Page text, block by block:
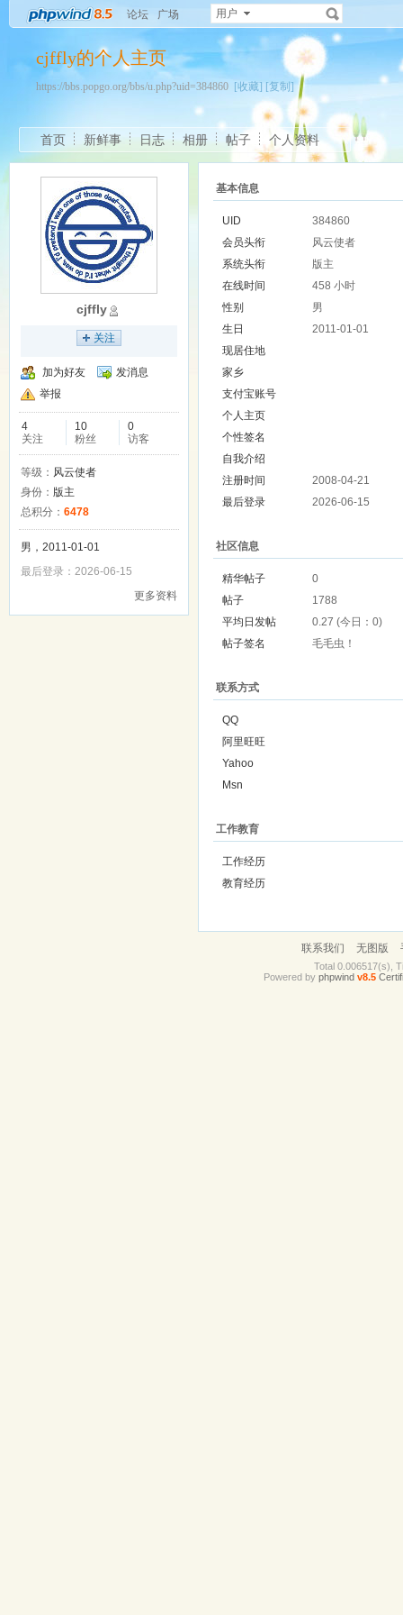
论坛 广场 用户
cjffly的个人主页
https://bbs.popgo.org/bbs/u.php?uid=384860 [收藏] [复制]
首页 新鲜事 日志 相册 帖子 个人资料
cjffly
关注
加为好友
发消息
举报
4
关注
10
粉丝
0
访客
等级： 风云使者
身份： 版主
总积分： 6478
男，2011-01-01
最后登录：2026-06-15
更多资料
基本信息
UID
384860
会员头衔
风云使者
系统头衔
版主
在线时间
458 小时
性别
男
生日
2011-01-01
现居住地
家乡
支付宝账号
个人主页
个性签名
自我介绍
注册时间
2008-04-21
最后登录
2026-06-15
社区信息
精华帖子
0
帖子
1788
平均日发帖
0.27 (今日：0)
帖子签名
毛毛虫！
联系方式
QQ
阿里旺旺
Yahoo
Msn
工作教育
工作经历
教育经历
联系我们 无图版
Total 0.006517(s),
Powered by phpwind v8.5